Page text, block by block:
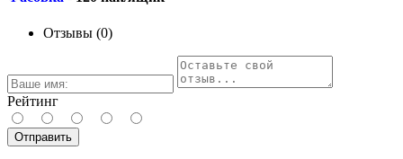
Отзывы (0)
Рейтинг
Отправить